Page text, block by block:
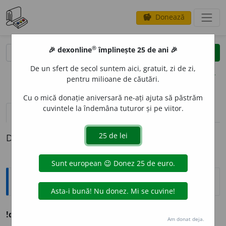
savings Donează
clear
opțiuni
definiții (1)
Definiția cu ID-ul 1255638:
Ortografice DOOM
!de pe
🎉 dexonline® împlinește 25 de ani 🎉
De un sfert de secol suntem aici, gratuit, zi de zi,
pentru milioane de căutări.
Cu o mică donație aniversară ne-ați ajuta să păstrăm
cuvintele la îndemâna tuturor și pe viitor.
Am donat deja.